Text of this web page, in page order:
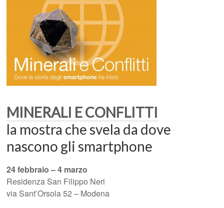
MINERALI ECONFLITTI
la mostra che svela da dove
nascono gli smartphone
24 febbraio – 4 marzo
Residenza San Filippo Neri
via Sant’Orsola 52 – Modena